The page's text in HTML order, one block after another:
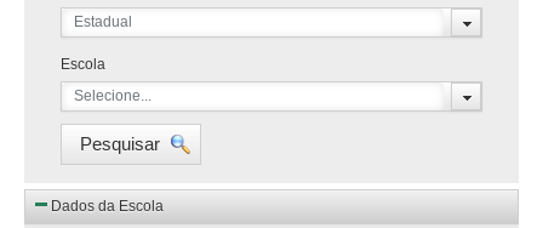
Estadual
Escola
Selecione...
Pesquisar
Dados da Escola